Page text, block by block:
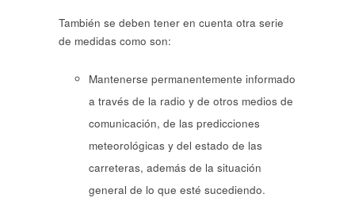
También se deben tener en cuenta otra serie
de medidas como son:
Mantenerse permanentemente informado
a través de la radio y de otros medios de
comunicación, de las predicciones
meteorológicas y del estado de las
carreteras, además de la situación
general de lo que esté sucediendo.